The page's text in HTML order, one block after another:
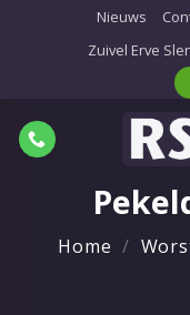
Nieuws
Zuivel Erve
Home /